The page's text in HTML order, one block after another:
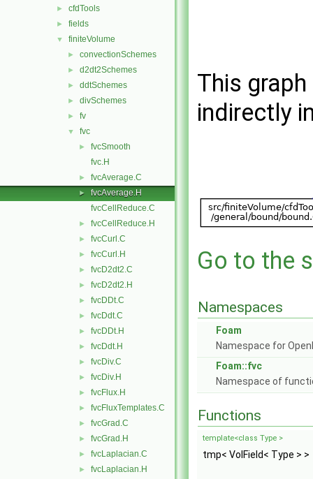
► cfdTools
► fields
▼ finiteVolume
► convectionSchemes
► d2dt2Schemes
► ddtSchemes
► divSchemes
► fv
▼ fvc
►
fvcSmooth
fvc.H
► fvcAverage.C
►
fvcAverage.H
fvcCellReduce.C
► fvcCellReduce.H
► fvcCurl.C
► fvcCurl.H
► fvcD2dt2.C
► fvcD2dt2.H
► fvcDDt.C
► fvcDdt.C
► fvcDDt.H
► fvcDdt.H
► fvcDiv.C
► fvcDiv.H
► fvcFlux.H
► fvcFluxTemplates.C
► fvcGrad.C
► fvcGrad.H
► fvcLaplacian.C
► fvcLaplacian.H
This
indirectly
Go to the
Namespaces
Foam
Namespace for
Foam::fvc
Namespace of
Functions
template<class Type >
tmp< VolField< Type > >